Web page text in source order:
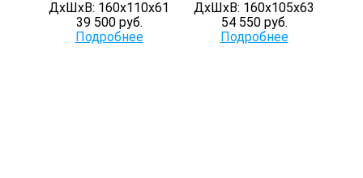
ДхШхВ: 160х110х61
39 500 руб.
Подробнее
ДхШхВ: 160х105х63
54 550 руб.
Подробнее